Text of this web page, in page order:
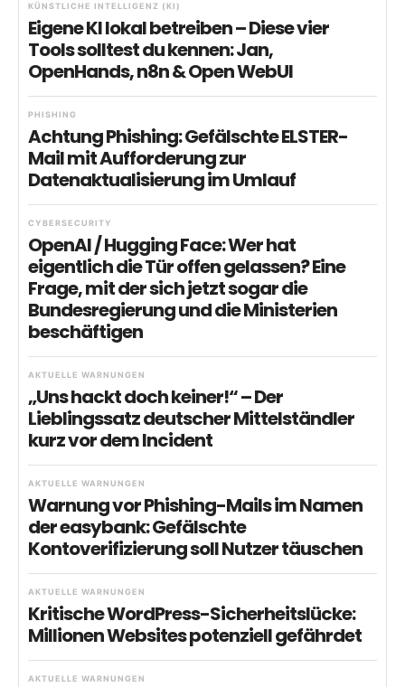
KÜNSTLICHE INTELLIGENZ (KI)
Eigene KI lokal betreiben – Diese vier
Tools solltest du kennen: Jan,
OpenHands, n8n & Open WebUI
PHISHING
Achtung Phishing: Gefälschte ELSTER-
Mail mit Aufforderung zur
Datenaktualisierung im Umlauf
CYBERSECURITY
OpenAI / Hugging Face: Wer hat
eigentlich die Tür offen gelassen? Eine
Frage, mit der sich jetzt sogar die
Bundesregierung und die Ministerien
beschäftigen
AKTUELLE WARNUNGEN
„Uns hackt doch keiner!“ – Der
Lieblingssatz deutscher Mittelständler
kurz vor dem Incident
AKTUELLE WARNUNGEN
Warnung vor Phishing-Mails im Namen
der easybank: Gefälschte
Kontoverifizierung soll Nutzer täuschen
AKTUELLE WARNUNGEN
Kritische WordPress-Sicherheitslücke:
Millionen Websites potenziell gefährdet
AKTUELLE WARNUNGEN